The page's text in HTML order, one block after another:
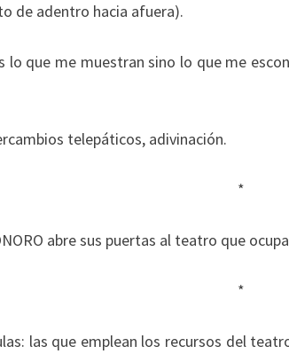
de adentro hacia afuera).
lo que me muestran sino lo que me
telepáticos, adivinación.
*
abre sus puertas al teatro que
*
las que emplean los recursos del